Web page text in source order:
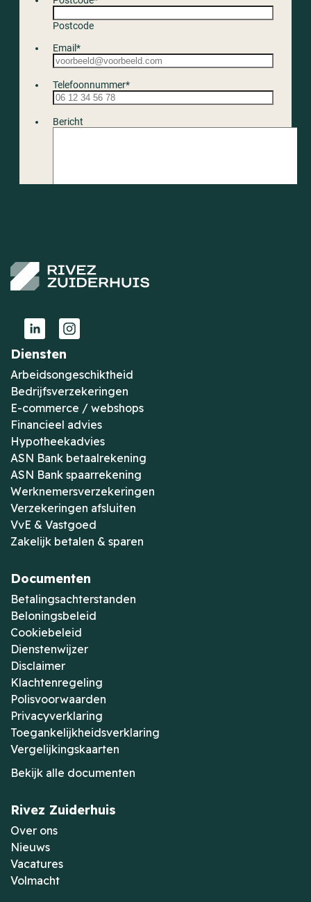
Diensten
Arbeidsongeschiktheid
Bedrijfsverzekeringen
E-commerce / webshops
Financieel advies
Hypotheekadvies
ASN Bank betaalrekening
ASN Bank spaarrekening
Werknemersverzekeringen
Verzekeringen afsluiten
VvE & Vastgoed
Zakelijk betalen & sparen
Documenten
Betalingsachterstanden
Beloningsbeleid
Cookiebeleid
Dienstenwijzer
Disclaimer
Klachtenregeling
Polisvoorwaarden
Privacyverklaring
Toegankelijkheidsverklaring
Vergelijkingskaarten
Bekijk alle documenten
Rivez Zuiderhuis
Over ons
Nieuws
Vacatures
Volmacht